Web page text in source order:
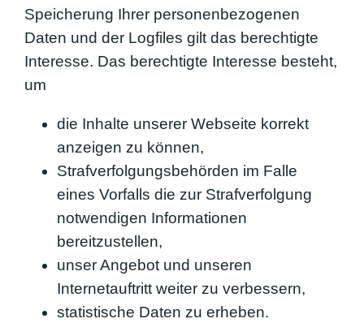
Speicherung Ihrer personenbezogenen
Daten und der Logfiles gilt das berechtigte
Interesse. Das berechtigte Interesse besteht,
um
die Inhalte unserer Webseite korrekt
anzeigen zu können,
Strafverfolgungsbehörden im Falle
eines Vorfalls die zur Strafverfolgung
notwendigen Informationen
bereitzustellen,
unser Angebot und unseren
Internetauftritt weiter zu verbessern,
statistische Daten zu erheben.